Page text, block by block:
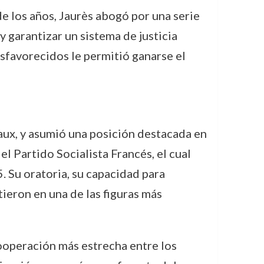
los años, Jaurès abogó por una serie
garantizar un sistema de justicia
le permitió ganarse el
y asumió una posición destacada en
Partido Socialista Francés, el cual
Su oratoria, su capacidad para
en una de las figuras más
más estrecha entre los